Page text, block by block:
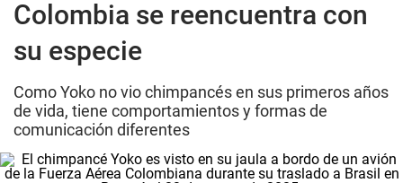
Colombia se reencuentra con
su especie
Como Yoko no vio chimpancés en sus primeros años
de vida, tiene comportamientos y formas de
comunicación diferentes